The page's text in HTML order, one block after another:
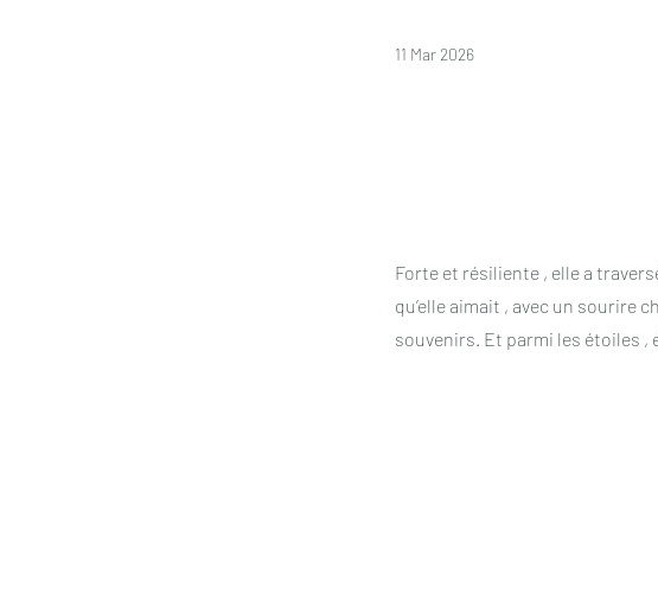
11 Mar 2026
Forte et résiliente , elle a
qu’elle aimait , avec un sourire
souvenirs. Et parmi les étoiles